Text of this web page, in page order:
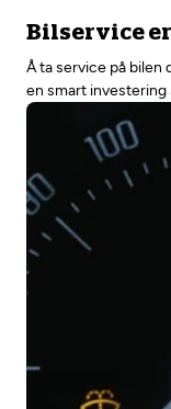
Bilservice
Å ta service på bilen
en smart